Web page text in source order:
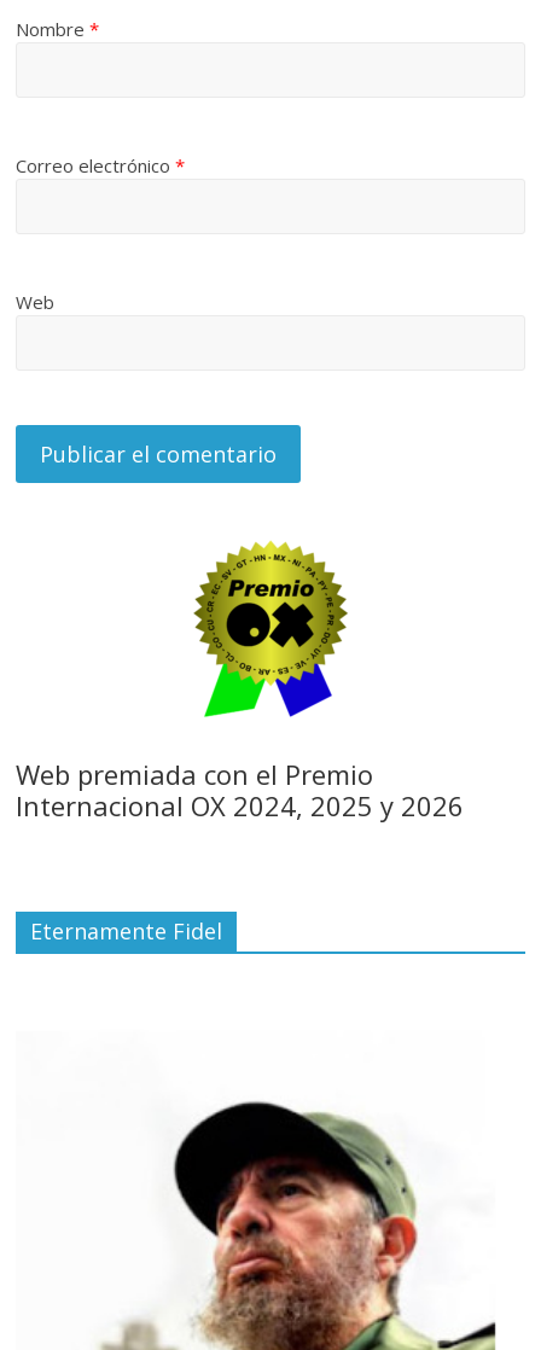
Nombre*
Correo electrónico*
Web
Web premiada con el Premio
Internacional OX 2024, 2025 y 2026
Eternamente Fidel